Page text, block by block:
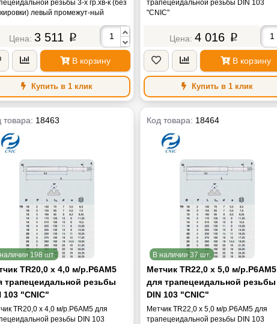
(цех.изг) резьбы 3-х гр.хв-к (без
левый промежут-ный
3 511 p
В корзину
Купить в 1 клик
трапецеидальной резьбы DIN 103
"CNIC"
4 016 p
В корзину
Купить в 1 клик
товара: 18463
198 шт.
TR20,0 х 4,0 м/р.Р6АМ5
трапецеидальной резьбы
103 "CNIC"
TR20,0 х 4,0 м/р.Р6АМ5 для
резьбы DIN 103
Код товара: 18464
В наличии 37 шт.
Метчик TR22,0 х 5,0 м/р.Р6АМ5
для трапецеидальной резьбы
DIN 103 "CNIC"
Метчик TR22,0 х 5,0 м/р.Р6АМ5 для
трапецеидальной резьбы DIN 103